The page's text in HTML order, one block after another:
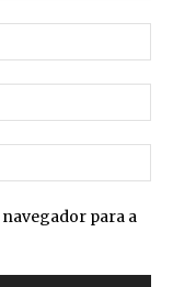
navegador para a